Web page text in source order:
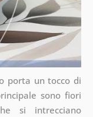
porta un tocco di
sono fiori
si intrecciano